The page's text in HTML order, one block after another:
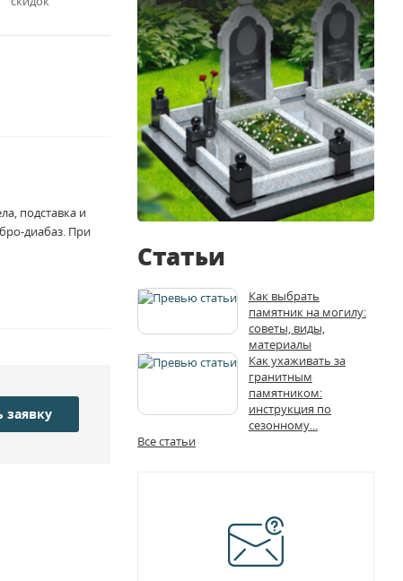
подставка и
диабаз. При
заявку
Статьи
Как выбрать
памятник на могилу:
советы, виды,
материалы
Как ухаживать за
гранитным
памятником:
инструкция по
сезонному...
Все статьи